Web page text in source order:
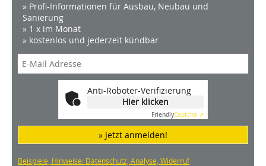
» Profi-Informationen für Ausbau, Neubau und
Sanierung
» 1 x im Monat
» kostenlos und jederzeit kündbar
Anti-Roboter-Verifizierung
Hier klicken
FriendlyCaptcha ⇗
» Jetzt anmelden!
Beispiele, Hinweise: Datenschutz, Analyse, Widerruf